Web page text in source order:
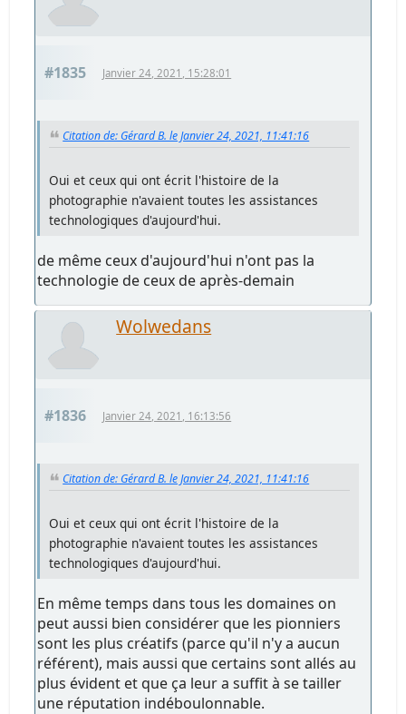
#1835 Janvier 24, 2021, 15:28:01
Citation de: Gérard B. le Janvier 24, 2021, 11:41:16
Oui et ceux qui ont écrit l'histoire de la
photographie n'avaient toutes les assistances
technologiques d'aujourd'hui.
de même ceux d'aujourd'hui n'ont pas la
technologie de ceux de après-demain
Wolwedans
#1836 Janvier 24, 2021, 16:13:56
Citation de: Gérard B. le Janvier 24, 2021, 11:41:16
Oui et ceux qui ont écrit l'histoire de la
photographie n'avaient toutes les assistances
technologiques d'aujourd'hui.
En même temps dans tous les domaines on
peut aussi bien considérer que les pionniers
sont les plus créatifs (parce qu'il n'y a aucun
référent), mais aussi que certains sont allés au
plus évident et que ça leur a suffit à se tailler
une réputation indéboulonnable.